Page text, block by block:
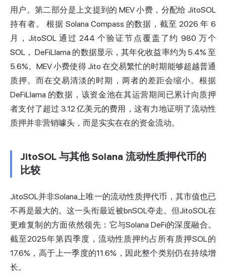
用户。第二部分是上文提到的 MEV 小费，分配给 JitoSOL
持有者。 根据 Solana Compass 的数据 ，截至 2026 年 6
月，JitoSOL 通过 244 个验证节点覆盖了约 980 万个
SOL，DeFiLlama 的数据显示，其年化收益率约为 5.4% 至
5.6%。MEV 小费使得 Jito 在交易繁忙的时期能够超越普通
质押。而在交易清淡的时期，两者的差距会缩小。根据
DeFiLlama 的数据 ，该资金池在其运营期间已累计向质押
者支付了超过 3.12 亿美元的费用，这有力地证明了流动性
质押并非营销噱头，而是实实在在的资金流动。
JitoSOL 与其他 Solana 流动性质押代币的
比较
JitoSOL并非Solana上唯一的流动性质押代币，其市值也已
不再是最大的。这一头衔最近被bnSOL夺走。但JitoSOL在
更难复制的方面依然领先：它与Solana DeFi的深度融合。
截至2025年第四季度，流动性质押约占所有质押SOL的
17.6%，高于上一季度的11.6%，因此整个类别仍在持续增
长。